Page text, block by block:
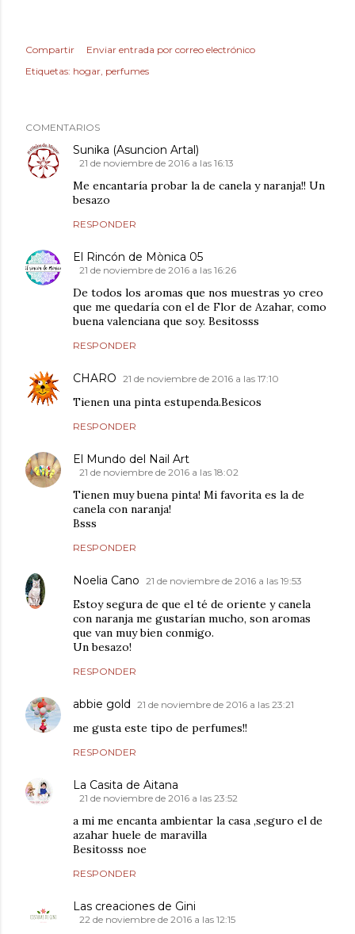
Compartir
Enviar entrada por correo electrónico
Etiquetas: hogar perfumes
COMENTARIOS
Sunika (Asuncion Artal)
21 de noviembre de 2016 a las 16:13
Me encantaría probar la de canela y naranja!! Un
besazo
RESPONDER
El Rincón de Mònica 05
21 de noviembre de 2016 a las 16:26
De todos los aromas que nos muestras yo creo
que me quedaría con el de Flor de Azahar, como
buena valenciana que soy. Besitosss
RESPONDER
CHARO 21 de noviembre de 2016 a las 17:10
Tienen una pinta estupenda.Besicos
RESPONDER
El Mundo del Nail Art
21 de noviembre de 2016 a las 18:02
Tienen muy buena pinta! Mi favorita es la de
canela con naranja!
Bsss
RESPONDER
Noelia Cano 21 de noviembre de 2016 a las 19:53
Estoy segura de que el té de oriente y canela
con naranja me gustarían mucho, son aromas
que van muy bien conmigo.
Un besazo!
RESPONDER
abbie gold 21 de noviembre de 2016 a las 23:21
me gusta este tipo de perfumes!!
RESPONDER
La Casita de Aitana
21 de noviembre de 2016 a las 23:52
a mi me encanta ambientar la casa ,seguro el de
azahar huele de maravilla
Besitosss noe
RESPONDER
Las creaciones de Gini
22 de noviembre de 2016 a las 12:15